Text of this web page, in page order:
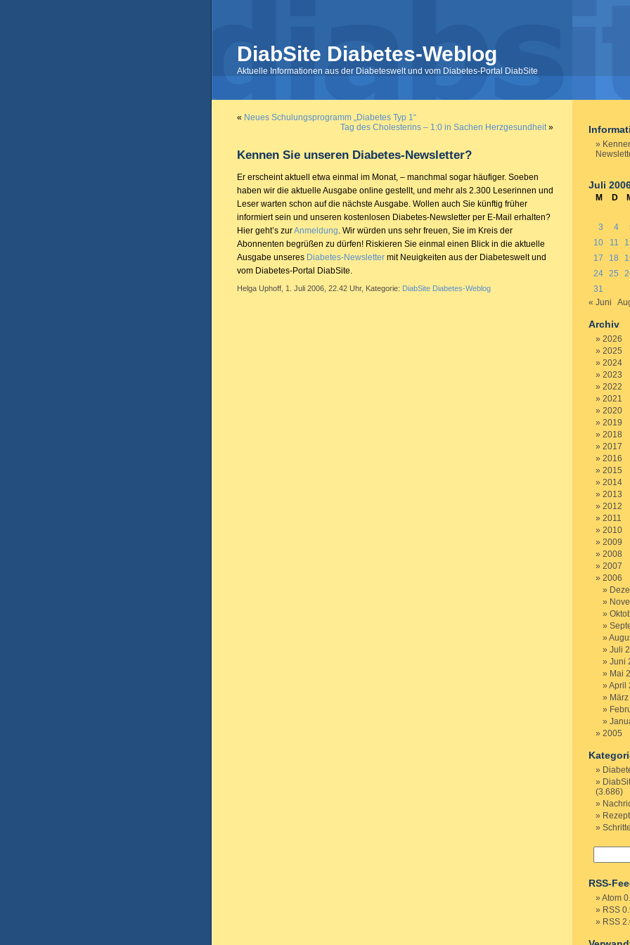
DiabSite Diabetes-Weblog
Aktuelle Informationen aus der Diabeteswelt und vom Diabetes-Portal DiabSite
« Neues Schulungsprogramm „Diabetes Typ 1“
Tag des Cholesterins – 1:0 in Sachen Herzgesundheit»
Kennen Sie unseren Diabetes-Newsletter?
Er erscheint aktuell etwa einmal im Monat, – manchmal sogar häufiger. Soeben
haben wir die aktuelle Ausgabe online gestellt, und mehr als 2.300 Leserinnen und
Leser warten schon auf die nächste Ausgabe. Wollen auch Sie künftig früher
informiert sein und unseren kostenlosen Diabetes-Newsletter per E-Mail erhalten?
Hier geht’s zurAnmeldung. Wir würden uns sehr freuen, Sie im Kreis der
Abonnenten begrüßen zu dürfen! Riskieren Sie einmal einen Blick in die aktuelle
Ausgabe unseres Diabetes-Newsletter mit Neuigkeiten aus der Diabeteswelt und
vom Diabetes-Portal DiabSite.
Helga Uphoff, 1. Juli 2006, 22.42 Uhr, Kategorie: DiabSite Diabetes-Weblog
Juli
M D
3
4
10
11
17
18
24 25
31
« Juni
Archiv
2026
2025
2024
2023
2022
2021
2020
2019
2018
2017
2016
2015
2014
2013
2012
2011
2010
2009
2008
2007
2006
Juli
Juni
Mai
April
2005
(3.686)
RSS-
Atom
RSS
RSS